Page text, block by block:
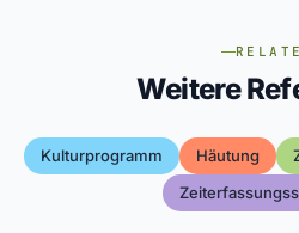
Weitere
Kulturprogramm Häutung